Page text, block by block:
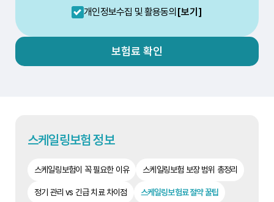
개인정보수집 및 활용동의 [보기]
보험료 확인
스케일링보험 정보
스케일링보험이 꼭 필요한 이유 스케일링보험 보장 범위 총정리
정기 관리 vs 긴급 치료 차이점 스케일링보험료 절약 꿀팁